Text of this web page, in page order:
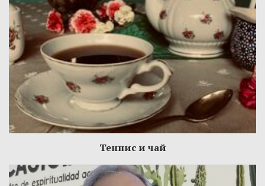
Теннис и чай